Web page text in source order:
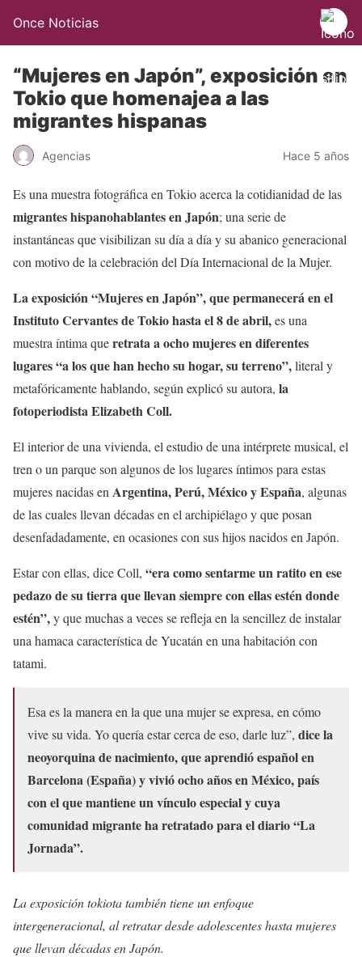
Once Noticias
“Mujeres en Japón”, exposición en
Tokio que homenajea a las
migrantes hispanas
Agencias Hace 5 años
Es una muestra fotográfica en Tokio acerca la cotidianidad de las
migrantes hispanohablantes en Japón; una serie de
instantáneas que visibilizan su día a día y su abanico generacional
con motivo de la celebración del Día Internacional de la Mujer.
La exposición “Mujeres en Japón”, que permanecerá en el
Instituto Cervantes de Tokio hasta el 8 de abril,es una
muestra íntima queretrata a ocho mujeres en diferentes
lugares “a los que han hecho su hogar, su terreno”,literal y
metafóricamente hablando, según explicó su autora, la
fotoperiodista Elizabeth Coll.
El interior de una vivienda, el estudio de una intérprete musical, el
tren o un parque son algunos de los lugares íntimos para estas
mujeres nacidas en Argentina, Perú, México y España, algunas
de las cuales llevan décadas en el archipiélago y que posan
desenfadadamente, en ocasiones con sus hijos nacidos en Japón.
Estar con ellas, dice Coll, “era como sentarme un ratito en ese
pedazo de su tierra que llevan siempre con ellas estén donde
estén”,y que muchas a veces se refleja en la sencillez de instalar
una hamaca característica de Yucatán en una habitación con
tatami.
Esa es la manera en la que una mujer se expresa, en cómo
vive su vida. Yo quería estar cerca de eso, darle luz”, dice la
neoyorquina de nacimiento, que aprendió español en
Barcelona (España) y vivió ocho años en México, país
con el que mantiene un vínculo especial y cuya
comunidad migrante ha retratado para el diario “La
Jornada”.
La exposición tokiota también tiene un enfoque
intergeneracional, al retratar desde adolescentes hasta mujeres
que llevan décadas en Japón.